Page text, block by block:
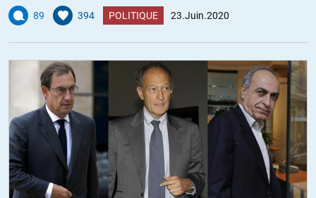
89 394 POLITIQUE 23.Juin.2020